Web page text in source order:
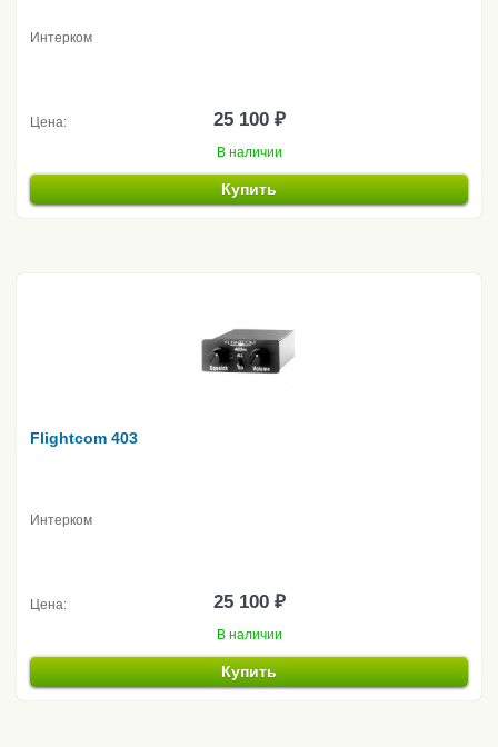
Интерком
Цена: 25 100 ₽
В наличии
Купить
Flightcom 403
Интерком
Цена: 25 100 ₽
В наличии
Купить